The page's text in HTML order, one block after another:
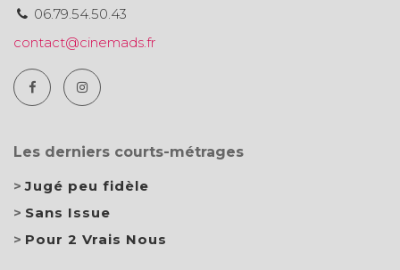
06.79.54.50.43
contact@cinemads.fr
Les derniers courts-métrages
Jugé peu fidèle
Sans Issue
Pour 2 Vrais Nous